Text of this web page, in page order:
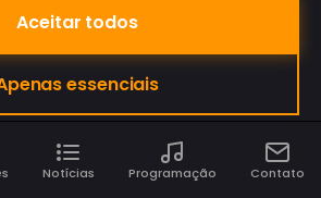
FM POUSO ALEGRE
RÁDIO DO SEU JEITO!
Aceitar todos
essenciais
Notícias Programação Contato